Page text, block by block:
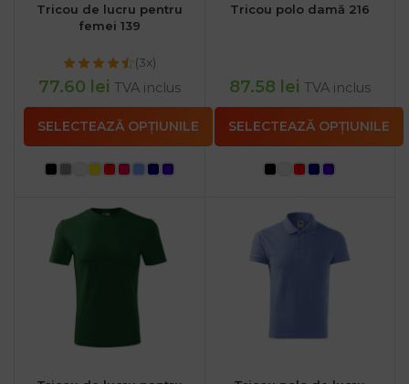
Tricou de lucru pentru
femei 139
(3x)
77.60 lei TVA inclus
SELECTEAZĂ OPȚIUNILE
Tricou polo damă 216
87.58 lei TVA inclus
SELECTEAZĂ OPȚIUNILE